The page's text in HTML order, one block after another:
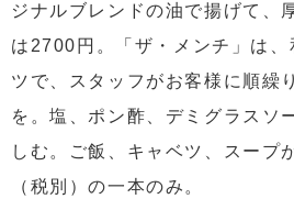
ジナルブレンドの油で揚げて、
は2700円。「ザ・メンチ」は
ツで、スタッフがお客様に順繰
を。塩、ポン酢、デミグラスソ
しむ。ご飯、キャベツ、スープ
（税別）の一本のみ。